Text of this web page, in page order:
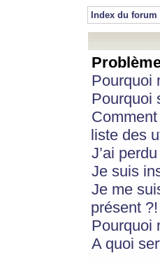
Index du forum
Pourquoi
Pourquoi
liste des
J’ai
Je suis
Je me
présent ?!
Pourquoi
A quoi